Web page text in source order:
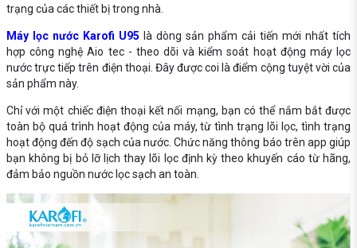
trạng của các thiết bị trong nhà.
Máy lọc nước Karofi U95 là dòng sản phẩm cải tiến mới nhất tích
hợp công nghệ Aio tec - theo dõi và kiểm soát hoạt động máy lọc
nước trực tiếp trên điện thoại. Đây được coi là điểm cộng tuyệt vời của
sản phẩm này.
Chỉ với một chiếc điện thoại kết nối mạng, bạn có thể nắm bắt được
toàn bộ quá trình hoạt động của máy, từ tình trạng lõi lọc, tình trạng
hoạt động đến độ sạch của nước. Chức năng thông báo trên app giúp
bạn không bị bỏ lỡ lịch thay lõi lọc định kỳ theo khuyến cáo từ hãng,
đảm bảo nguồn nước lọc sạch an toàn.